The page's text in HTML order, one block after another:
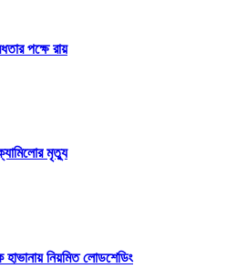
পক্ষে রায়
মৃত্যু
নিয়মিত লোডশেডিং